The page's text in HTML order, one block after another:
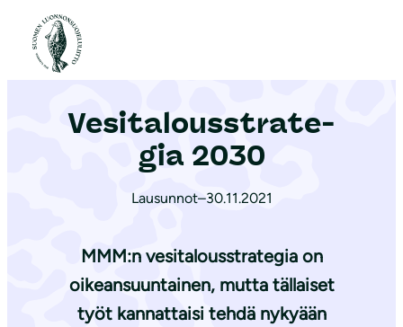
Etusivu
Ve­si­ta­lous­stra­te­
gia 2030
Lausunnot–30.11.2021
MMM:n vesitalousstrategia on
oikeansuuntainen, mutta tällaiset
työt kannattaisi tehdä nykyään